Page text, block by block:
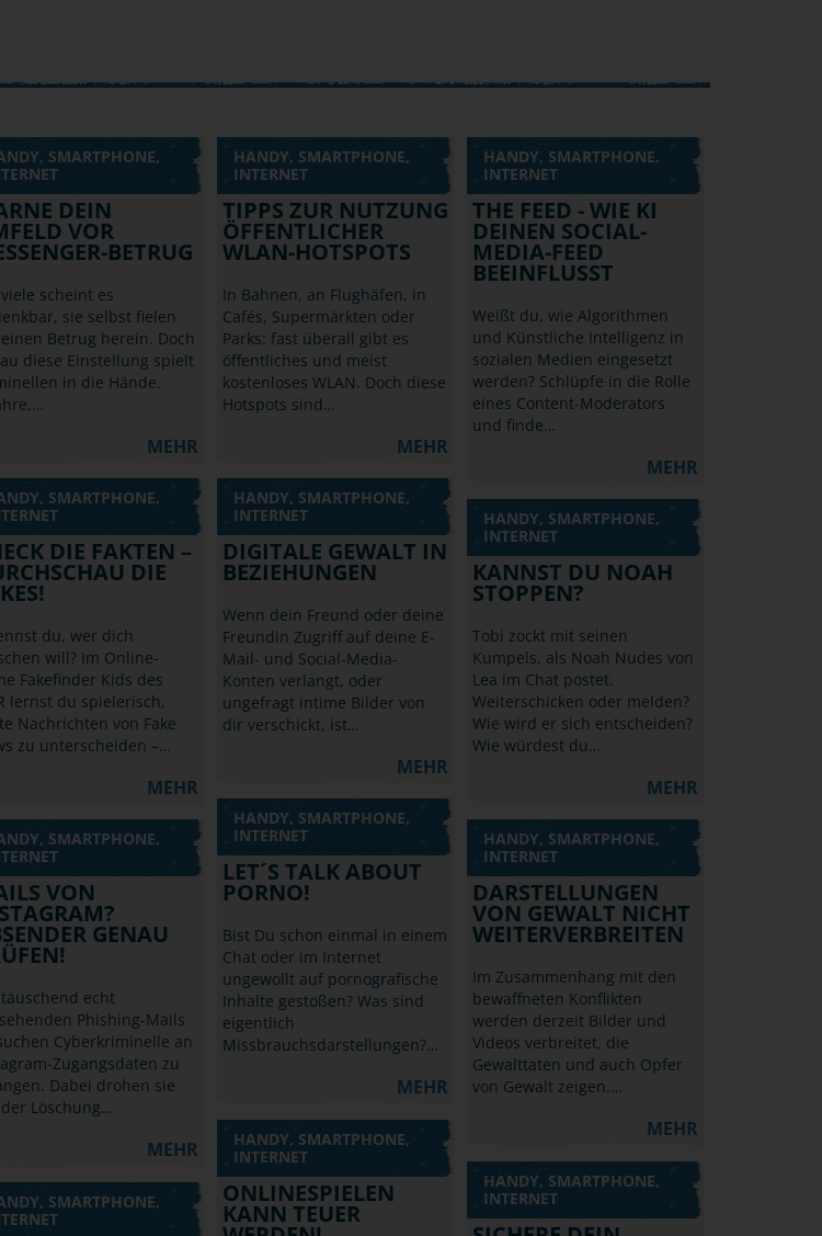
SMARTPHONE,
DEIN
VOR
BETRUG
scheint es
sie selbst fielen
Betrug herein. Doch
diese Einstellung spielt
in die Hände.
MEHR
HANDY, SMARTPHONE,
INTERNET
TIPPS ZUR NUTZUNG
ÖFFENTLICHER
WLAN-HOTSPOTS
In Bahnen, an Flughäfen, in
Cafés, Supermärkten oder
Parks: fast überall gibt es
öffentliches und meist
kostenloses WLAN. Doch diese
Hotspots sind…
MEHR
HANDY, SMARTPHONE,
INTERNET
THE FEED - WIE KI
DEINEN SOCIAL-
MEDIA-FEED
BEEINFLUSST
Weißt du, wie Algorithmen
und Künstliche Intelligenz in
sozialen Medien eingesetzt
werden? Schlüpfe in die Rolle
eines Content-Moderators
und finde…
MEHR
SMARTPHONE,
DIE FAKTEN –
DIE
du, wer dich
will? Im Online-
Fakefinder Kids des
lernst du spielerisch,
Nachrichten von Fake
zu unterscheiden –…
MEHR
HANDY, SMARTPHONE,
INTERNET
DIGITALE GEWALT IN
BEZIEHUNGEN
Wenn dein Freund oder deine
Freundin Zugriff auf deine E-
Mail- und Social-Media-
Konten verlangt, oder
ungefragt intime Bilder von
dir verschickt, ist…
MEHR
HANDY, SMARTPHONE,
INTERNET
KANNST DU NOAH
STOPPEN?
Tobi zockt mit seinen
Kumpels, als Noah Nudes von
Lea im Chat postet.
Weiterschicken oder melden?
Wie wird er sich entscheiden?
Wie würdest du…
MEHR
HANDY, SMARTPHONE,
INTERNET
LET´S TALK ABOUT
PORNO!
Bist Du schon einmal in einem
Chat oder im Internet
ungewollt auf pornografische
Inhalte gestoßen? Was sind
eigentlich
Missbrauchsdarstellungen?…
MEHR
SMARTPHONE,
VON
GENAU
echt
Phishing-Mails
Cyberkriminelle an
Zugangsdaten zu
Dabei drohen sie
Löschung…
MEHR
HANDY, SMARTPHONE,
INTERNET
DARSTELLUNGEN
VON GEWALT NICHT
WEITERVERBREITEN
Im Zusammenhang mit den
bewaffneten Konflikten
werden derzeit Bilder und
Videos verbreitet, die
Gewalttaten und auch Opfer
von Gewalt zeigen.…
MEHR
HANDY, SMARTPHONE,
INTERNET
ONLINESPIELEN
KANN TEUER
HANDY, SMARTPHONE,
INTERNET
SMARTPHONE,